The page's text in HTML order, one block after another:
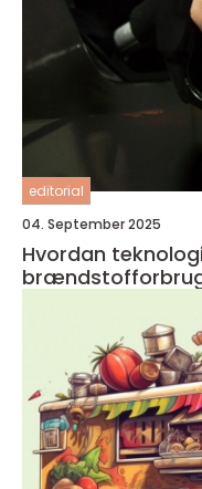
editorial
04. September 2025
Hvordan